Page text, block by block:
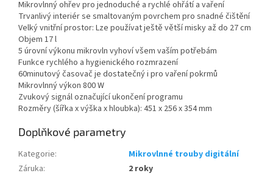
Mikrovlnný ohřev pro jednoduché a rychlé ohřátí a vaření
Trvanlivý interiér se smaltovaným povrchem pro snadné čištění
Velký vnitřní prostor: Lze používat ještě větší misky až do 27 cm
Objem 17 l
5 úrovní výkonu mikrovln vyhoví všem vaším potřebám
Funkce rychlého a hygienického rozmrazení
60minutový časovač je dostatečný i pro vaření pokrmů
Mikrovlnný výkon 800 W
Zvukový signál označující ukončení programu
Rozměry (šířka x výška x hloubka): 451 x 256 x 354 mm
Doplňkové parametry
Kategorie:
Mikrovlnné trouby digitální
Záruka:
2 roky